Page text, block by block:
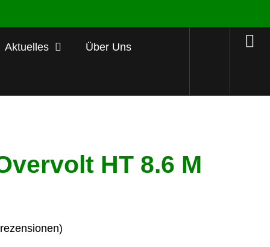
Aktuelles Über Uns
HT 8.6 M